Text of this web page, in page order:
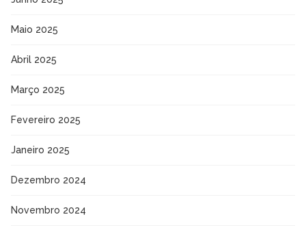
Maio 2025
Abril 2025
Março 2025
Fevereiro 2025
Janeiro 2025
Dezembro 2024
Novembro 2024